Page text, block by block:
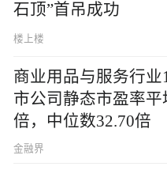
石顶”首吊成功
楼上楼
商业用品与服务行业
市公司静态市盈率平
倍，中位数32.70倍
金融界